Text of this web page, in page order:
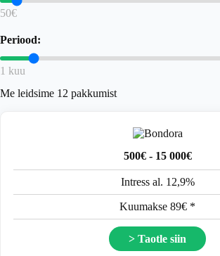
50€
Periood:
1 kuu
Me leidsime 12 pakkumist
500€ - 15 000€
Intress al. 12,9%
Kuumakse 89€ *
> Taotle siin